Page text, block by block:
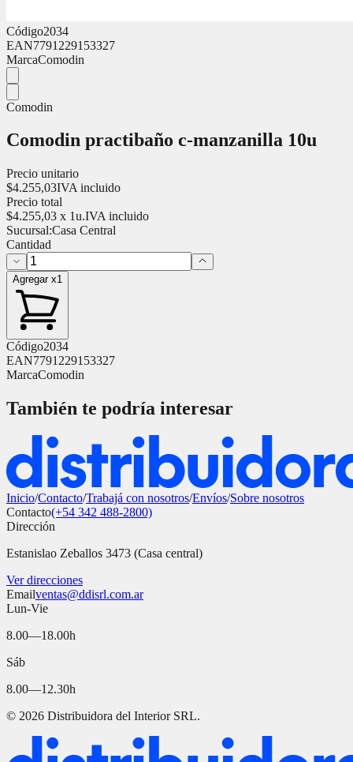
Código2034
EAN7791229153327
MarcaComodin
Comodin
Comodin practibaño c-manzanilla 10u
Precio unitario
$4.255,03IVA incluido
Precio total
$4.255,03 x 1u.IVA incluido
Sucursal:Casa Central
Cantidad
Agregar x1
Código2034
EAN7791229153327
MarcaComodin
También te podría interesar
Inicio/Contacto/Trabajá con nosotros/Envíos/Sobre nosotros
Contacto(+54 342 488-2800)
Dirección
Estanislao Zeballos 3473 (Casa central)
Ver direcciones
Emailventas@ddisrl.com.ar
Lun-Vie
8.00—18.00h
Sáb
8.00—12.30h
© 2026 Distribuidora del Interior SRL.